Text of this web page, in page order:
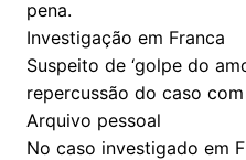
pena.
Investigação em Franca
Suspeito de ‘golpe do
repercussão do caso
Arquivo pessoal
No caso investigado em